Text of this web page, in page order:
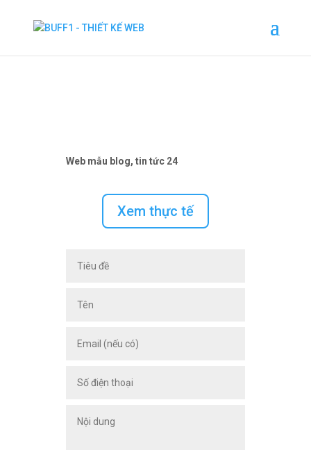
Web mẫu blog, tin tức 24
Xem thực tế